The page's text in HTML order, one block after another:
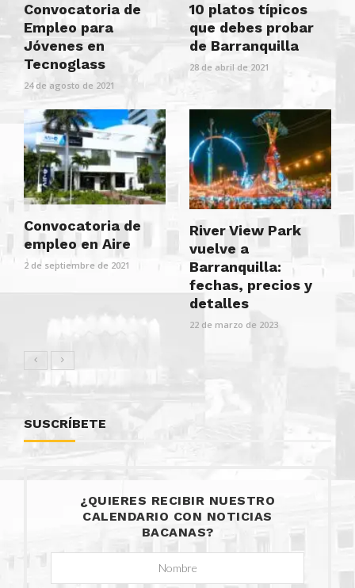
Convocatoria de
Empleo para
Jóvenes en
Tecnoglass
24 de agosto de 2021
10 platos típicos
que debes probar
de Barranquilla
28 de abril de 2021
Convocatoria de
empleo en Aire
2 de septiembre de 2021
River View Park
vuelve a
Barranquilla:
fechas, precios y
detalles
22 de marzo de 2023
SUSCRÍBETE
¿QUIERES RECIBIR NUESTRO
CALENDARIO CON NOTICIAS
BACANAS?